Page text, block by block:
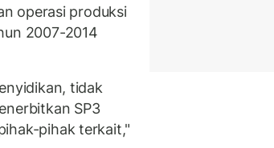
operasi produksi
2007-2014
tidak
SP3
pihak terkait,"